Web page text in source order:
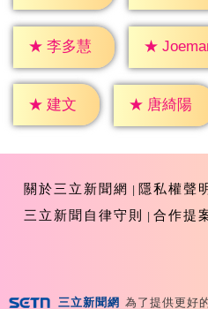
★ 李多慧 ★
★ 建文 ★ 唐綺陽
關於三立新聞網
隱私權聲
三立新聞自律守則
合作提
三立新聞網 為了提供更好